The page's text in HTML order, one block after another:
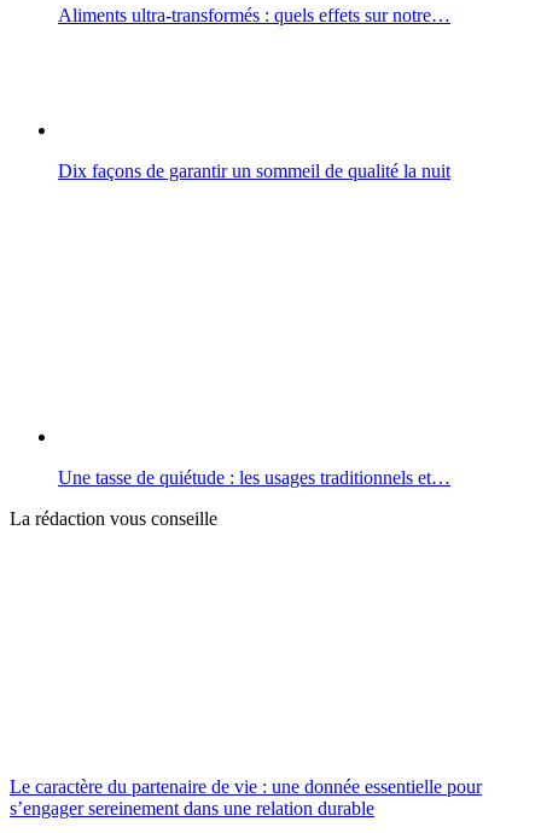
Aliments ultra-transformés : quels effets sur notre…
Dix façons de garantir un sommeil de qualité la nuit
Une tasse de quiétude : les usages traditionnels et…
La rédaction vous conseille
Le caractère du partenaire de vie : une donnée essentielle pour
s’engager sereinement dans une relation durable